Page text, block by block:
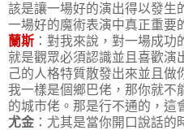
該是讓一場好的演出得以發生
一場好的魔術表演中真正重要
蘭斯 ：對我來說，對一場成
就是觀眾必須認識並且喜歡演
己的人格特質散發出來並且做
我一樣是個鄉巴佬，那你就不
的城市佬。那是行不通的，這
尤金 ：尤其是當你開口說話的